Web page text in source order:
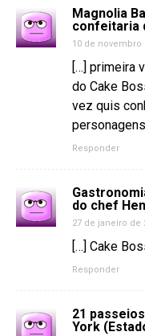
Magnolia
confeitaria
10 de novembro
[…] primeira
do Cake
vez quis
Responder
do chef
27 de janeiro de
[…] Cake
Responder
21
York